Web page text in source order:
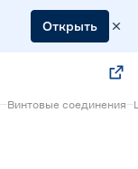
Открыть
Винтовые соединения